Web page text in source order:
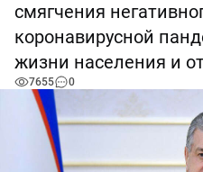
смягчения
коронавирусной
жизни населения и
7655 0